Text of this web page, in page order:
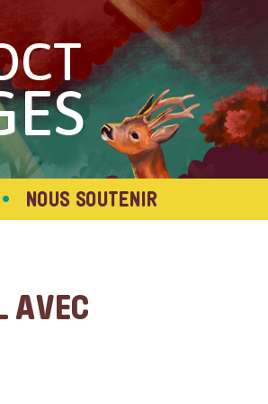
• NOUS SOUTENIR
AVEC